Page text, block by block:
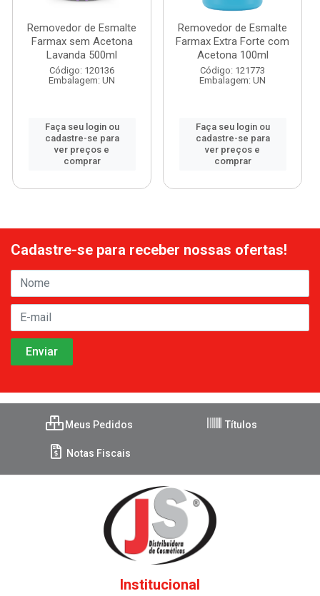
Removedor de Esmalte
Farmax sem Acetona
Lavanda 500ml
Código: 120136
Embalagem: UN
Faça seu login ou
cadastre-se para
ver preços e
comprar
Removedor de Esmalte
Farmax Extra Forte com
Acetona 100ml
Código: 121773
Embalagem: UN
Faça seu login ou
cadastre-se para
ver preços e
comprar
Cadastre-se para receber nossas ofertas!
Meus Pedidos Títulos
Notas Fiscais
Institucional